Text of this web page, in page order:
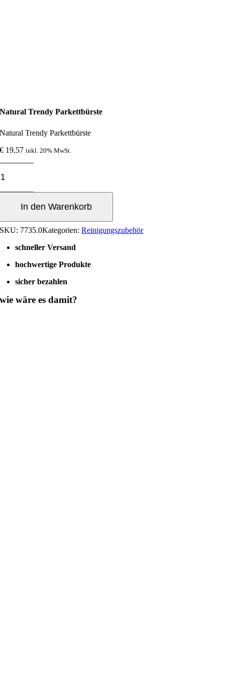
Natural Trendy Parkettbürste
Natural Trendy Parkettbürste
€ 19,57 inkl. 20% MwSt.
In den Warenkorb
SKU: 7735.0Kategorien:Reinigungszubehör
schneller Versand
hochwertige Produkte
sicher bezahlen
wie wäre es damit?